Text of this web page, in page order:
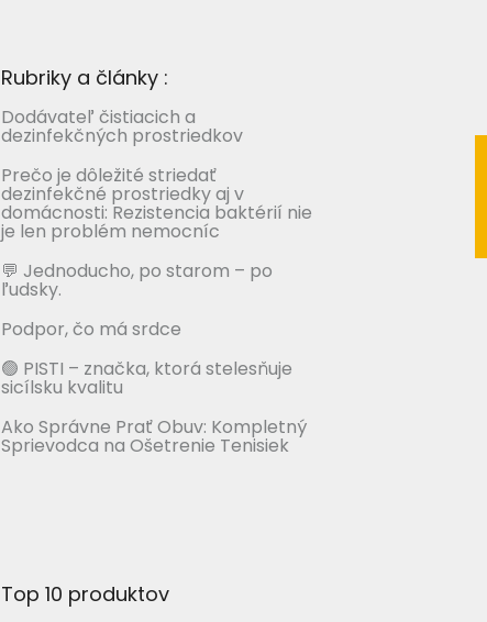
Rubriky a články :
Dodávateľ čistiacich a
dezinfekčných prostriedkov
Prečo je dôležité striedať
dezinfekčné prostriedky aj v
domácnosti: Rezistencia baktérií nie
je len problém nemocníc
💬 Jednoducho, po starom – po
ľudsky.
Podpor, čo má srdce
🟢 PISTI – značka, ktorá stelesňuje
sicílsku kvalitu
Ako Správne Prať Obuv: Kompletný
Sprievodca na Ošetrenie Tenisiek
Top 10 produktov